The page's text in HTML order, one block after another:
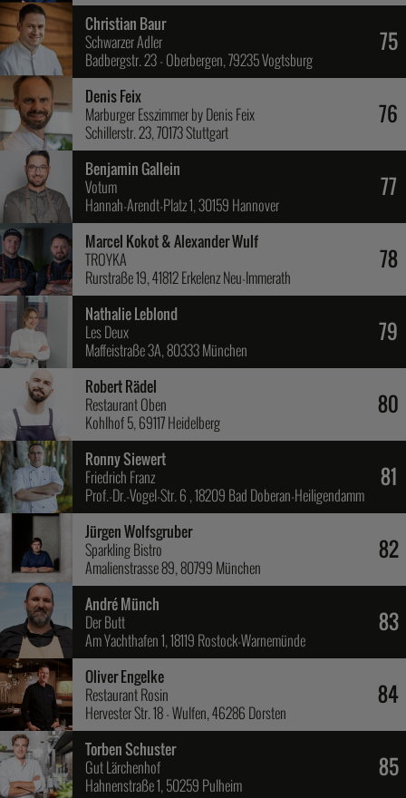
75
Christian Baur
Schwarzer Adler
Badbergstr. 23 - Oberbergen, 79235 Vogtsburg
76
Denis Feix
Marburger Esszimmer by Denis Feix
Schillerstr. 23, 70173 Stuttgart
77
Benjamin Gallein
Votum
Hannah-Arendt-Platz 1, 30159 Hannover
78
Marcel Kokot & Alexander Wulf
TROYKA
Rurstraße 19, 41812 Erkelenz Neu-Immerath
79
Nathalie Leblond
Les Deux
Maffeistraße 3A, 80333 München
80
Robert Rädel
Restaurant Oben
Kohlhof 5, 69117 Heidelberg
81
Ronny Siewert
Friedrich Franz
Prof.-Dr.-Vogel-Str. 6 , 18209 Bad Doberan-Heiligendamm
82
Jürgen Wolfsgruber
Sparkling Bistro
Amalienstrasse 89, 80799 München
83
André Münch
Der Butt
Am Yachthafen 1, 18119 Rostock-Warnemünde
84
Oliver Engelke
Restaurant Rosin
Hervester Str. 18 - Wulfen, 46286 Dorsten
85
Torben Schuster
Gut Lärchenhof
Hahnenstraße 1, 50259 Pulheim